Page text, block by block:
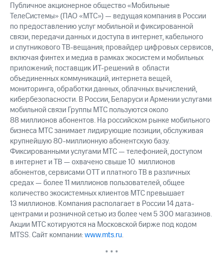
Публичное акционерное общество «Мобильные
ТелеСистемы» (ПАО «МТС») — ведущая компания в России
по предоставлению услуг мобильной и фиксированной
связи, передачи данных и доступа в интернет, кабельного
и спутникового ТВ-вещания; провайдер цифровых сервисов,
включая финтех и медиа в рамках экосистем и мобильных
приложений; поставщик ИТ-решений в области
объединенных коммуникаций, интернета вещей,
мониторинга, обработки данных, облачных вычислений,
кибербезопасности. В России, Беларуси и Армении услугами
мобильной связи Группы МТС пользуются около
88 миллионов абонентов. На российском рынке мобильного
бизнеса МТС занимает лидирующие позиции, обслуживая
крупнейшую 80-миллионную абонентскую базу.
Фиксированными услугами МТС — телефонией, доступом
в интернет и ТВ — охвачено свыше 10 миллионов
абонентов, сервисами OTT и платного ТВ в различных
средах — более 11 миллионов пользователей, общее
количество экосистемных клиентов МТС превышает
13 миллионов. Компания располагает в России 14 дата-
центрами и розничной сетью из более чем 5 300 магазинов.
Акции МТС котируются на Московской бирже под кодом
MTSS. Сайт компании:www.mts.ru.
* * *